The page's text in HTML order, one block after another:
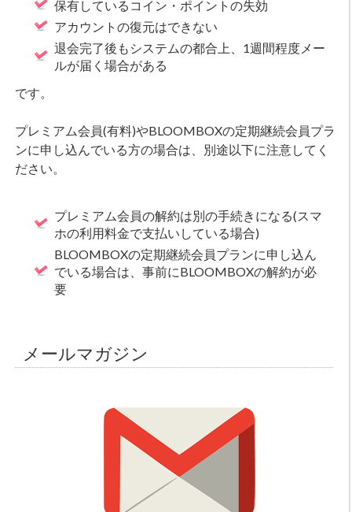
保有しているコイン・ポイントの失効
アカウントの復元はできない
退会完了後もシステムの都合上、1週間程度メー
ルが届く場合がある
です。
プレミアム会員(有料)やBLOOMBOXの定期継続会員プラ
ンに申し込んでいる方の場合は、別途以下に注意してく
ださい。
プレミアム会員の解約は別の手続きになる(スマ
ホの利用料金で支払いしている場合)
BLOOMBOXの定期継続会員プランに申し込ん
でいる場合は、事前にBLOOMBOXの解約が必
要
メールマガジン